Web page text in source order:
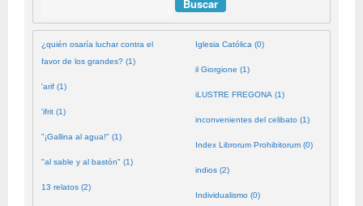
¿quién osaría luchar contra el
favor de los grandes? (1)
'arif (1)
'ifrit (1)
"¡Gallina al agua!" (1)
"al sable y al bastón" (1)
13 relatos (2)
Iglesia Católica (0)
il Giorgione (1)
iLUSTRE FREGONA (1)
inconvenientes del celibato (1)
Index Librorum Prohibitorum (0)
indios (2)
Individualismo (0)